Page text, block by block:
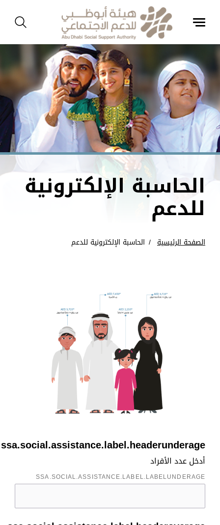
الحاسبة الإلكترونية
للدعم
الصفحة الرئيسية الحاسبة الإلكترونية للدعم
ssa.social.assistance.label.headerunderage
أدخل عدد الأفراد
SSA.SOCIAL.ASSISTANCE.LABEL.LABELUNDERAGE